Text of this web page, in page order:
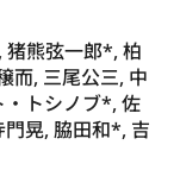
熊弦一郎*, 柏
而, 三尾公三, 中
トシノブ*, 佐
晃, 脇田和*, 吉